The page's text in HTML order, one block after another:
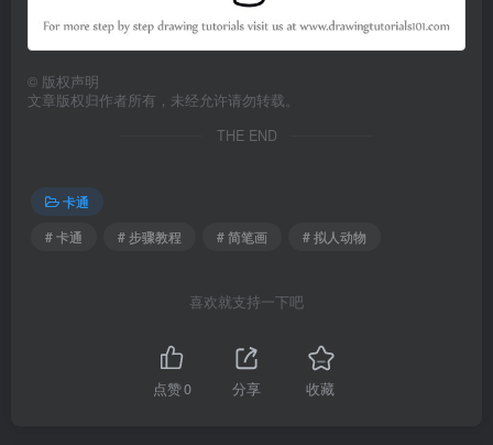
© 版权声明
文章版权归作者所有，未经允许请勿转载。
THE END
卡通
# 卡通
# 步骤教程 # 简笔画 # 拟人动物
喜欢就支持一下吧
点赞0 分享 收藏